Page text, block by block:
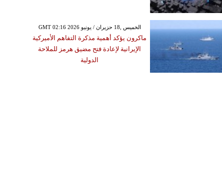
GMT 02:16 2026 الخميس ,18 حزيران / يونيو
ماكرون يؤكد أهمية مذكرة التفاهم الأميركية
الإيرانية لإعادة فتح مضيق هرمز للملاحة
الدولية